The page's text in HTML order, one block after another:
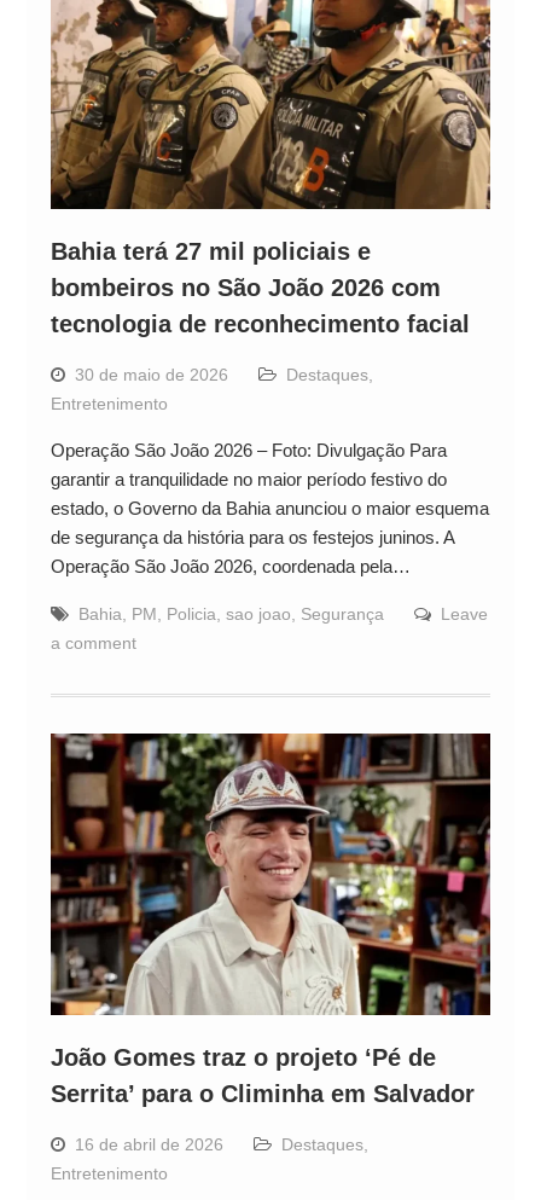
Bahia terá 27 mil policiais e
bombeiros no São João 2026 com
tecnologia de reconhecimento facial
30 de maio de 2026 Destaques,
Entretenimento
Operação São João 2026 – Foto: Divulgação Para
garantir a tranquilidade no maior período festivo do
estado, o Governo da Bahia anunciou o maior esquema
de segurança da história para os festejos juninos. A
Operação São João 2026, coordenada pela…
Bahia, PM, Policia, sao joao, Segurança
Leave
a comment
João Gomes traz o projeto ‘Pé de
Serrita’ para o Climinha em Salvador
16 de abril de 2026 Destaques,
Entretenimento